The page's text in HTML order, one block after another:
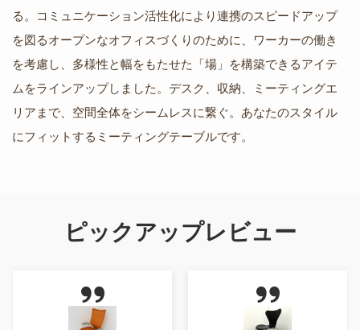
る。コミュニケーション活性化により連携のスピードアップ
を図るオープンなオフィスづくりのために、ワーカーの働き
を考慮し、多様性と幅をもたせた「場」を構築できるアイテ
ムをラインアップしました。デスク、収納、ミーティングエ
リアまで、空間全体をシームレスに繋ぐ。あなたのスタイル
にフィットするミーティングテーブルです。
ピックアップレビュー